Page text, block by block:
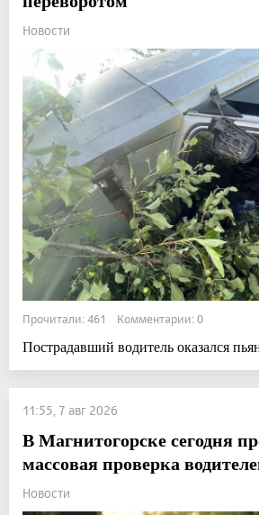
Новости
Прочитали: 461 Комментарии: 0
Пострадавший водитель оказался
11:55, 7 авг 2026
В Магнитогорске сегодня
массовая проверка
Новости